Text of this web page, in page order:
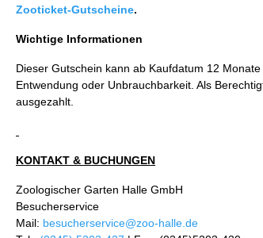
Zooticket-Gutscheine.
Wichtige Informationen
Dieser Gutschein kann ab Kaufdatum 12
Entwendung oder Unbrauchbarkeit. Als
ausgezahlt.
KONTAKT & BUCHUNGEN
Zoologischer Garten Halle GmbH
Besucherservice
Mail: besucherservice@zoo-halle.de